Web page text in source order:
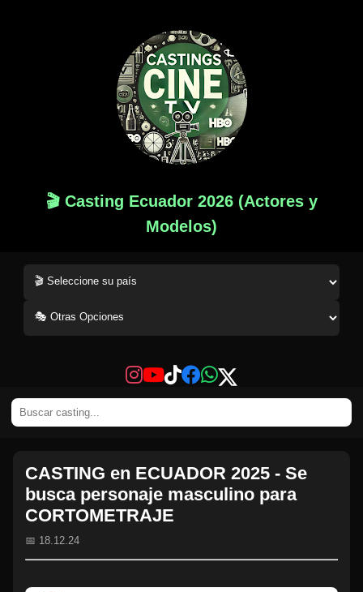
🎬 Casting Ecuador 2026 (Actores y
Modelos)
CASTING en ECUADOR 2025 - Se
busca personaje masculino para
CORTOMETRAJE
📅 18.12.24